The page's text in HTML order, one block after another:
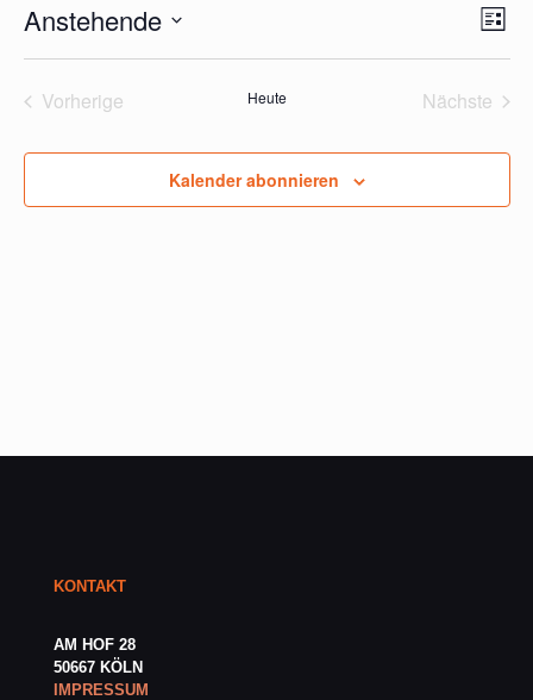
Liste
Anstehende
Vorherige
Heute
Nächste
Kalender abonnieren
KONTAKT
AM HOF 28
50667 KÖLN
IMPRESSUM